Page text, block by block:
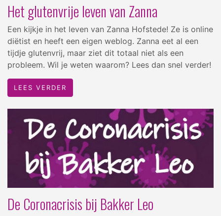
Het glutenvrije leven van Zanna
Een kijkje in het leven van Zanna Hofstede! Ze is online
diëtist en heeft een eigen weblog. Zanna eet al een
tijdje glutenvrij, maar ziet dit totaal niet als een
probleem. Wil je weten waarom? Lees dan snel verder!
LEES VERDER
De Coronacrisis bij Bakker Leo